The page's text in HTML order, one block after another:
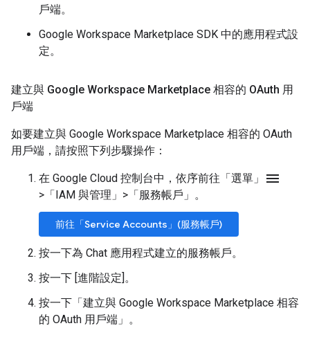
戶端。
Google Workspace Marketplace SDK 中的應用程式設
定。
建立與 Google Workspace Marketplace 相容的 OAuth 用
戶端
如要建立與 Google Workspace Marketplace 相容的 OAuth
用戶端，請按照下列步驟操作：
在 Google Cloud 控制台中，依序前往「選單」 menu
> 「IAM 與管理」 > 「服務帳戶」 。
前往「Service Accounts」(服務帳戶)
按一下為 Chat 應用程式建立的服務帳戶。
按一下 [進階設定]。
按一下「建立與 Google Workspace Marketplace 相容
的 OAuth 用戶端」 。